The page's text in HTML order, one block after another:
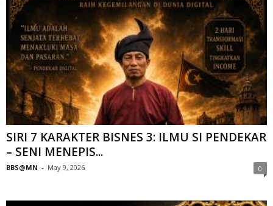
SIRI 7 KARAKTER BISNES 3: ILMU SI PENDEKAR
– SENI MENEPIS...
BBS@MN - May 9, 2026 0